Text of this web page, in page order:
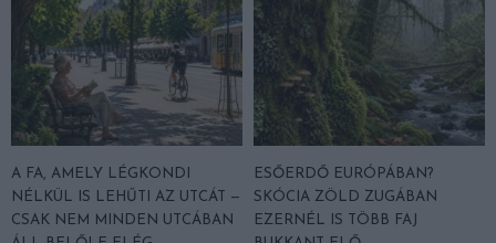
A FA, AMELY LÉGKONDI
NÉLKÜL IS LEHŰTI AZ UTCÁT —
CSAK NEM MINDEN UTCÁBAN
ESŐERDŐ EURÓPÁBAN?
SKÓCIA ZÖLD ZUGÁBAN
EZERNÉL IS TÖBB FAJ